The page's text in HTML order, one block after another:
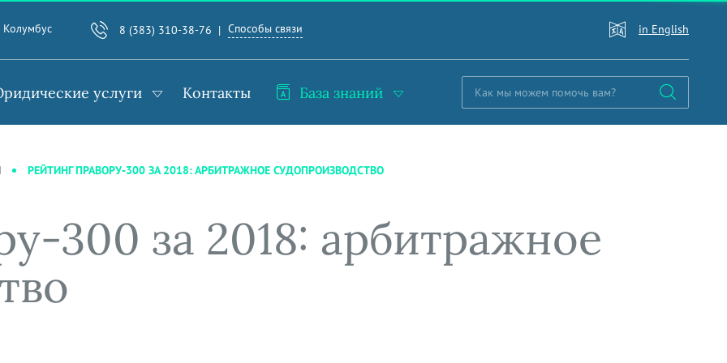
Колумбус 8 (383) 310-38-76 Способы связи in English
услуги Контакты База знаний
РЕЙТИНГ ПРАВОРУ-300 ЗА 2018: АРБИТРАЖНОЕ СУДОПРОИЗВОДСТВО
300 за 2018: арбитражное